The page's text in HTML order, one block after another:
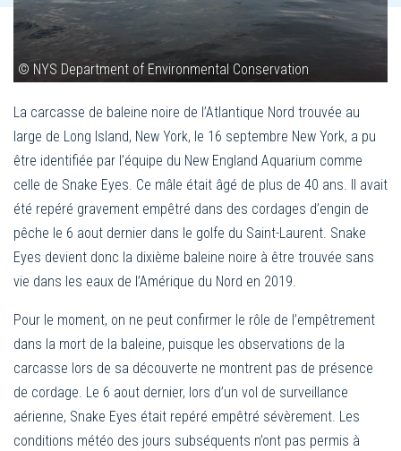
© NYS Department of Environmental Conservation
La carcasse de baleine noire de l’Atlantique Nord trouvée au
large de Long Island, New York, le 16 septembre New York, a pu
être identifiée par l’équipe du New England Aquarium comme
celle de Snake Eyes. Ce mâle était âgé de plus de 40 ans. Il avait
été repéré gravement empêtré dans des cordages d’engin de
pêche le 6 aout dernier dans le golfe du Saint-Laurent. Snake
Eyes devient donc la dixième baleine noire à être trouvée sans
vie dans les eaux de l’Amérique du Nord en 2019.
Pour le moment, on ne peut confirmer le rôle de l’empêtrement
dans la mort de la baleine, puisque les observations de la
carcasse lors de sa découverte ne montrent pas de présence
de cordage. Le 6 aout dernier, lors d’un vol de surveillance
aérienne, Snake Eyes était repéré empêtré sévèrement. Les
conditions météo des jours subséquents n’ont pas permis à